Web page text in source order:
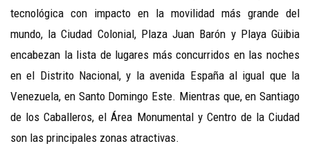
tecnológica con impacto en la movilidad más grande del
mundo, la Ciudad Colonial, Plaza Juan Barón y Playa Güibia
encabezan la lista de lugares más concurridos en las noches
en el Distrito Nacional, y la avenida España al igual que la
Venezuela, en Santo Domingo Este. Mientras que, en Santiago
de los Caballeros, el Área Monumental y Centro de la Ciudad
son las principales zonas atractivas.